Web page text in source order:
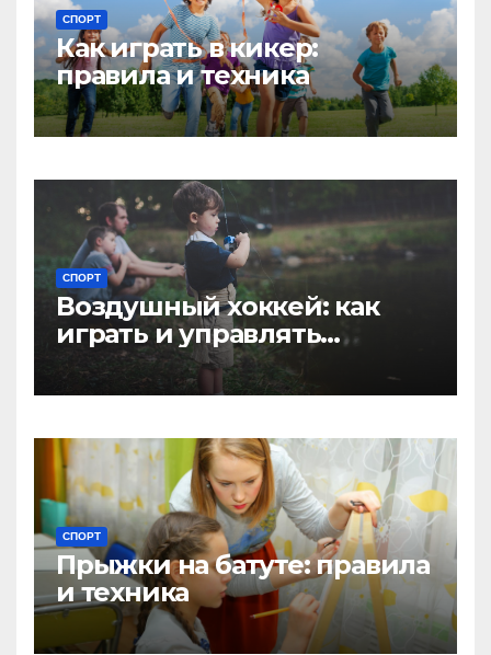
СПОРТ
Как играть в кикер:
правила и техника
СПОРТ
Воздушный хоккей: как
играть и управлять
клюшкой
СПОРТ
Прыжки на батуте: правила
и техника